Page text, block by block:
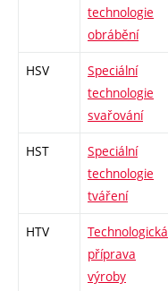
technologie
obrábění
HSV
Speciální
technologie
svařování
HST
Speciální
technologie
tváření
HTV
Technologická
příprava
výroby